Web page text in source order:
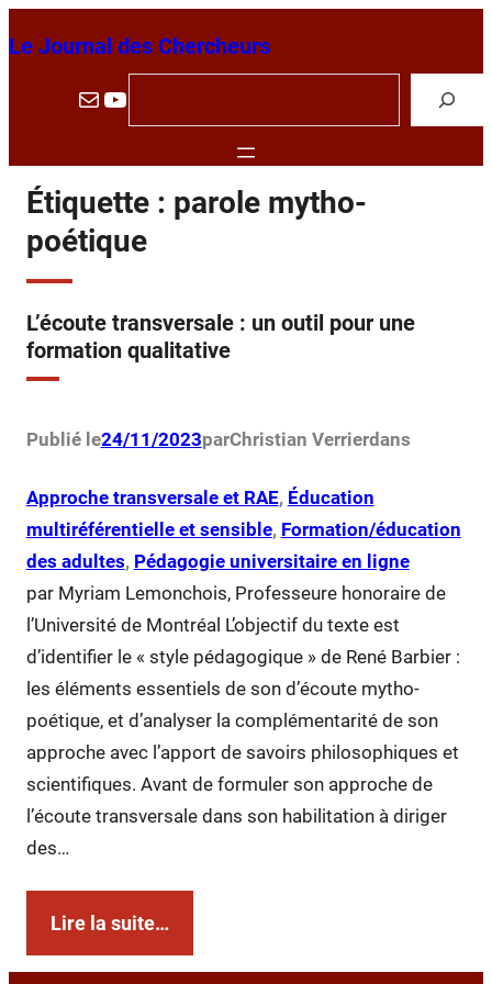
au
Le Journal des Chercheurs
E-mail YouTube
e
e
r
e
Étiquette : parole mytho-
poétique
L’écoute transversale : un outil pour une
formation qualitative
Publié le24/11/2023parChristian Verrierdans
Approche transversale et RAE, Éducation
multiréférentielle et sensible, Formation/éducation
des adultes, Pédagogie universitaire en ligne
par Myriam Lemonchois, Professeure honoraire de
l’Université de Montréal L’objectif du texte est
d’identifier le « style pédagogique » de René Barbier :
les éléments essentiels de son d’écoute mytho-
poétique, et d’analyser la complémentarité de son
approche avec l’apport de savoirs philosophiques et
scientifiques. Avant de formuler son approche de
l’écoute transversale dans son habilitation à diriger
des…
Lire la suite…